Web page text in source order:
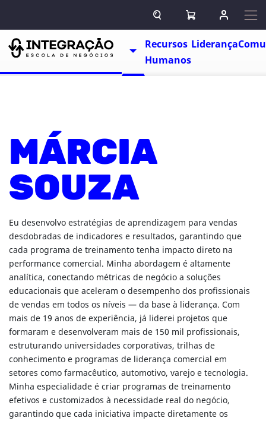
ABRIR CAMPO DE BUSCA
ABRIR CARRINHO
ENTRAR
Escolas
TOGGLE DROPDOWN
Recursos
Humanos
Liderança
MÁRCIA
SOUZA
Eu desenvolvo estratégias de aprendizagem para vendas
desdobradas de indicadores e resultados, garantindo que
cada programa de treinamento tenha impacto direto na
performance comercial. Minha abordagem é altamente
analítica, conectando métricas de negócio a soluções
educacionais que aceleram o desempenho dos profissionais
de vendas em todos os níveis — da base à liderança. Com
mais de 19 anos de experiência, já liderei projetos que
formaram e desenvolveram mais de 150 mil profissionais,
estruturando universidades corporativas, trilhas de
conhecimento e programas de liderança comercial em
setores como farmacêutico, automotivo, varejo e tecnologia.
Minha especialidade é criar programas de treinamento
efetivos e customizados à necessidade real do negócio,
garantindo que cada iniciativa impacte diretamente os